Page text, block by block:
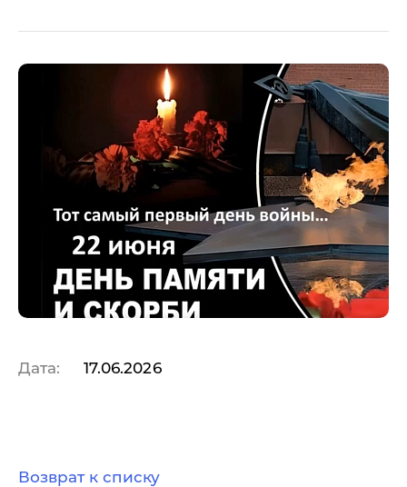
Дата: 17.06.2026
Возврат к списку